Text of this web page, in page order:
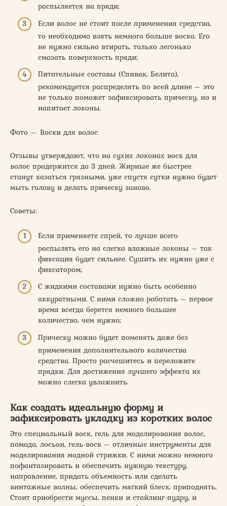
распыляется на пряди;
Если волос не стоит после применения средства,
то необходимо взять немного больше воска. Его
не нужно сильно втирать, только легонько
смазать поверхность пряди;
Питательные составы (Спивак, Белита),
рекомендуется распределять по всей длине – это
не только поможет зафиксировать прическу, но и
напитает локоны.
Фото — Воски для волос
Отзывы утверждают, что на сухих локонах воск для
волос продержится до 3 дней. Жирные же быстрее
станут казаться грязными, уже спустя сутки нужно будет
мыть голову и делать прическу заново.
Советы:
Если применяете спрей, то лучше всего
распылять его на слегка влажные локоны – так
фиксация будет сильнее. Сушить их нужно уже с
фиксатором;
С жидкими составами нужно быть особенно
аккуратными. С ними сложно работать – первое
время всегда берется немного большее
количество, чем нужно;
Прическу можно будет поменять даже без
применения дополнительного количества
средства. Просто расчешитесь и переложите
прядки. Для достижения лучшего эффекта их
можно слегка увлажнить.
Как создать идеальную форму и
зафиксировать укладку из коротких волос
Это специальный воск, гель для моделирования волос,
помада, лосьон, гель-воск – отличные инструменты для
моделирования модной стрижки. С ними можно немного
пофантазировать и обеспечить нужную текстуру,
направление, придать объемность или сделать
винтажные волны, обеспечить мягкий блеск, приподнять.
Стоит приобрести муссы, пенки и стайлинг-пудру, и